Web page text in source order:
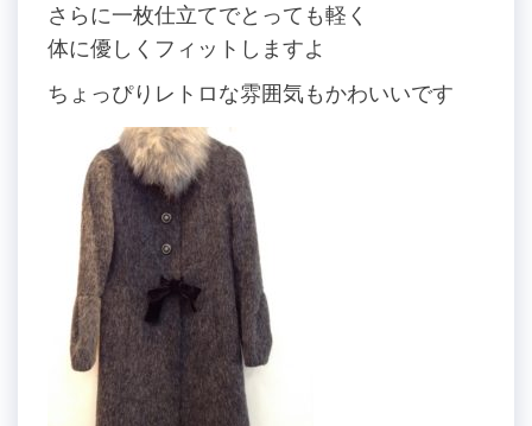
さらに一枚仕立てでとっても軽く
体に優しくフィットしますよ
ちょっぴりレトロな雰囲気もかわいいです